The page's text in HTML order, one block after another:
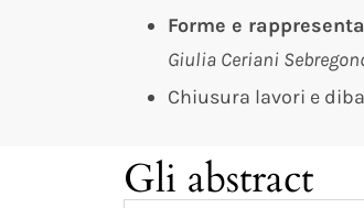
Forme e
Giulia Ceriani
Chiusura lavori e
Gli abstract